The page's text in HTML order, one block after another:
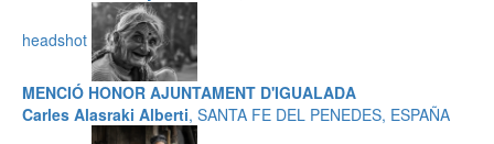
headshot
MENCIÓ HONOR AJUNTAMENT D'IGUALADA
Carles Alasraki Alberti, SANTA FE DEL PENEDES, ESPAÑA